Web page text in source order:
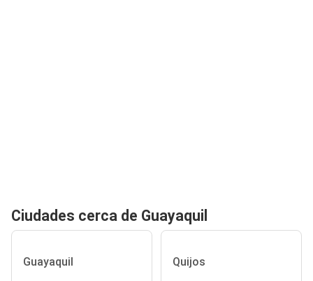
Ciudades cerca de Guayaquil
Guayaquil Quijos